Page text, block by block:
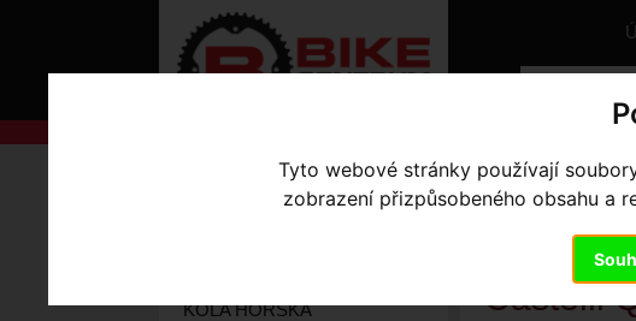
Tyto webové stránky používají
zobrazení přizpůsobeného obsahu a
KOLA HORSKÁ
Úvodní strana
Castelli